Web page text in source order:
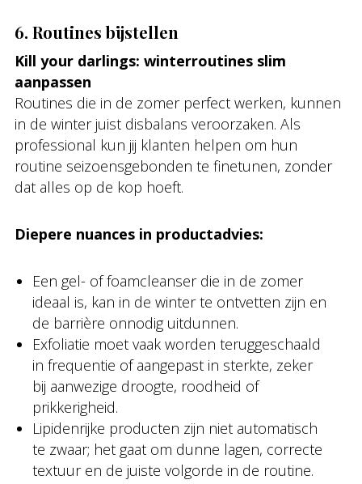
6. Routines bijstellen
Kill your darlings: winterroutines slim
aanpassen
Routines die in de zomer perfect werken, kunnen
in de winter juist disbalans veroorzaken. Als
professional kun jij klanten helpen om hun
routine seizoensgebonden te finetunen, zonder
dat alles op de kop hoeft.
Diepere nuances in productadvies:
Een gel- of foamcleanser die in de zomer
ideaal is, kan in de winter te ontvetten zijn en
de barrière onnodig uitdunnen.
Exfoliatie moet vaak worden teruggeschaald
in frequentie of aangepast in sterkte, zeker
bij aanwezige droogte, roodheid of
prikkerigheid.
Lipidenrijke producten zijn niet automatisch
te zwaar; het gaat om dunne lagen, correcte
textuur en de juiste volgorde in de routine.